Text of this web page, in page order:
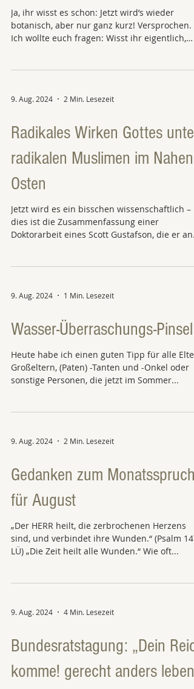
Ja, ihr wisst es schon: Jetzt wird’s wieder
botanisch, aber nur ganz kurz! Versprochen.
Ich wollte euch fragen: Wisst ihr eigentlich,
9. Aug. 2024 2 Min. Lesezeit
Radikales Wirken Gottes unter
radikalen Muslimen im Nahen
Osten
Jetzt wird es ein bisschen wissenschaftlich –
dies ist die Zusammenfassung einer
Doktorarbeit eines Scott Gustafson, die er an
9. Aug. 2024 1 Min. Lesezeit
Wasser-Überraschungs-Pinsel
Heute habe ich einen guten Tipp für alle
Großeltern, (Paten) -Tanten und -Onkel oder
sonstige Personen, die jetzt im Sommer...
9. Aug. 2024 2 Min. Lesezeit
Gedanken zum Monatsspruch
für August
„Der HERR heilt, die zerbrochenen Herzens
sind, und verbindet ihre Wunden.“ (Psalm 147,3
LÜ) „Die Zeit heilt alle Wunden.“ Wie oft...
9. Aug. 2024 4 Min. Lesezeit
Bundesratstagung: „Dein Reich
komme! gerecht anders leben“